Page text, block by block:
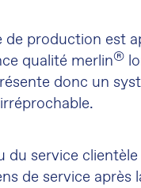
production est
qualité merlin®
donc un
du service
de service après